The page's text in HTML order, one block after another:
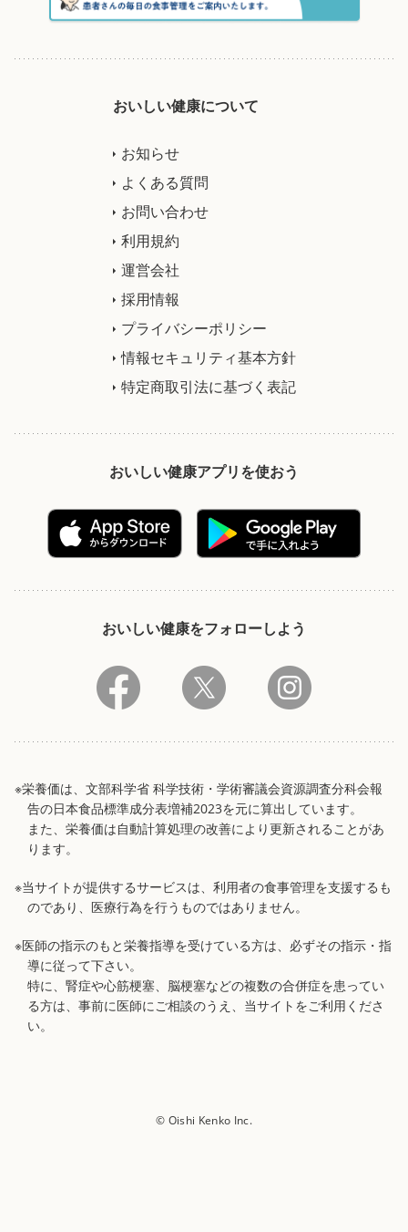
おいしい健康について
お知らせ
よくある質問
お問い合わせ
利用規約
運営会社
採用情報
プライバシーポリシー
情報セキュリティ基本方針
特定商取引法に基づく表記
おいしい健康アプリを使おう
おいしい健康をフォローしよう
※栄養価は、文部科学省 科学技術・学術審議会資源調査分科会報
告の日本食品標準成分表増補2023を元に算出しています。
また、栄養価は自動計算処理の改善により更新されることがあ
ります。
※当サイトが提供するサービスは、利用者の食事管理を支援するも
のであり、医療行為を行うものではありません。
※医師の指示のもと栄養指導を受けている方は、必ずその指示・指
導に従って下さい。
特に、腎症や心筋梗塞、脳梗塞などの複数の合併症を患ってい
る方は、事前に医師にご相談のうえ、当サイトをご利用くださ
い。
© Oishi Kenko Inc.